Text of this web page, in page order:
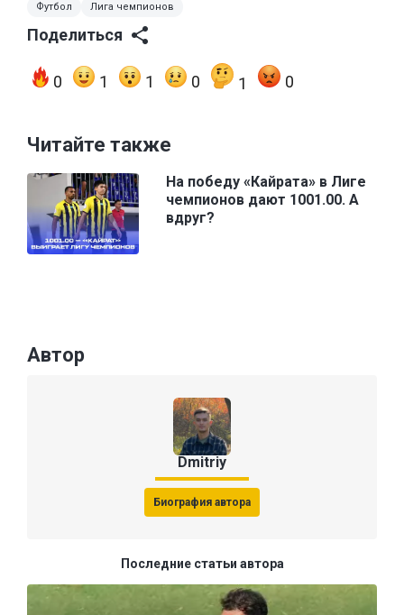
Футбол Лига чемпионов
Поделиться
0 1 1 0 1 0
Читайте также
На победу «Кайрата» в Лиге
чемпионов дают 1001.00. А
вдруг?
Автор
Dmitriy
Биография автора
Последние статьи автора